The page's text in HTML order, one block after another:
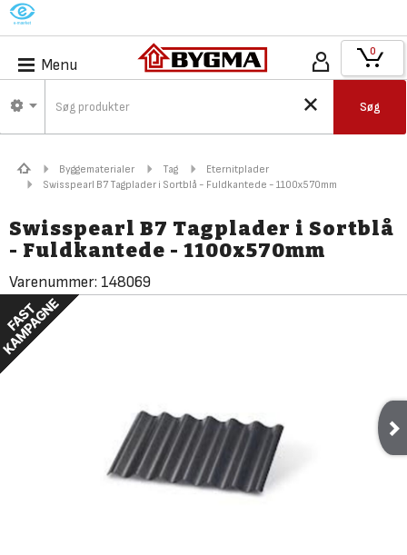
M
Menu
Søg
0
Byggematerialer Tag
Eternitplader
Swisspearl B7 Tagplader i Sortblå - Fuldkantede - 1100x570mm
Swisspearl B7 Tagplader i Sortblå
- Fuldkantede - 1100x570mm
Varenummer: 148069